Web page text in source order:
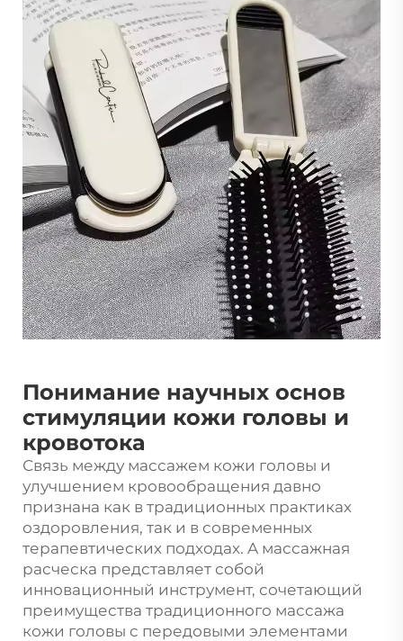
Понимание научных основ
стимуляции кожи головы и
кровотока
Связь между массажем кожи головы и
улучшением кровообращения давно
признана как в традиционных практиках
оздоровления, так и в современных
терапевтических подходах. A массажная
расческа представляет собой
инновационный инструмент, сочетающий
преимущества традиционного массажа
кожи головы с передовыми элементами